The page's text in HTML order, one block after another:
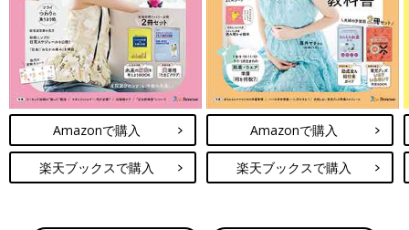
Amazonで購入
楽天ブックスで購入
Amazonで購入
楽天ブックスで購入